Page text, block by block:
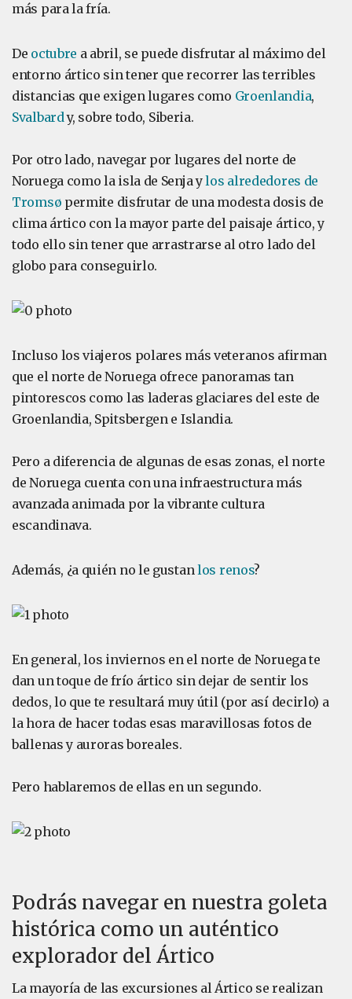
más para la fría.
De octubre a abril, se puede disfrutar al máximo del
entorno ártico sin tener que recorrer las terribles
distancias que exigen lugares como Groenlandia,
Svalbardy, sobre todo, Siberia.
Por otro lado, navegar por lugares del norte de
Noruega como la isla de Senja ylos alrededores de
Tromsø permite disfrutar de una modesta dosis de
clima ártico con la mayor parte del paisaje ártico, y
todo ello sin tener que arrastrarse al otro lado del
globo para conseguirlo.
Incluso los viajeros polares más veteranos afirman
que el norte de Noruega ofrece panoramas tan
pintorescos como las laderas glaciares del este de
Groenlandia, Spitsbergen e Islandia.
Pero a diferencia de algunas de esas zonas, el norte
de Noruega cuenta con una infraestructura más
avanzada animada por la vibrante cultura
escandinava.
Además, ¿a quién no le gustanlos renos?
En general, los inviernos en el norte de Noruega te
dan un toque de frío ártico sin dejar de sentir los
dedos, lo que te resultará muy útil (por así decirlo) a
la hora de hacer todas esas maravillosas fotos de
ballenas y auroras boreales.
Pero hablaremos de ellas en un segundo.
Podrás navegar en nuestra goleta
histórica como un auténtico
explorador del Ártico
La mayoría de las excursiones al Ártico se realizan